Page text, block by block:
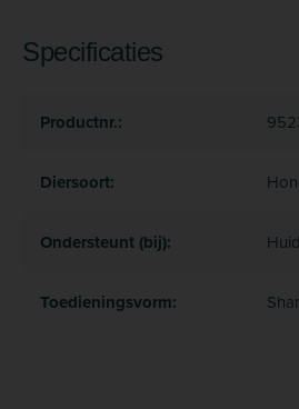
Specificaties
Productnr.:
Diersoort:
Ondersteunt (bij):
Toedieningsvorm: